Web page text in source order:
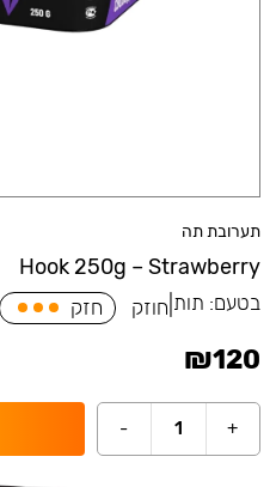
תערובת תה
Hook 250g – Strawberry
בטעם: תות חוזק חזק
₪120
+
1
-